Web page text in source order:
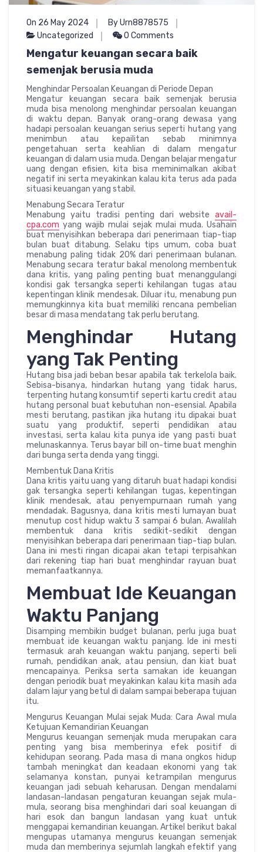
On 26 May 2024
By Urn8878575
Uncategorized
0 Comments
Mengatur keuangan secara baik
semenjak berusia muda
Menghindar Persoalan Keuangan di Periode Depan
Mengatur keuangan secara baik semenjak berusia
muda bisa menolong menghindar persoalan keuangan
di waktu depan. Banyak orang-orang dewasa yang
hadapi persoalan keuangan serius seperti hutang yang
menimbun atau kepailitan sebab minimnya
pengetahuan serta keahlian di dalam mengatur
keuangan di dalam usia muda. Dengan belajar mengatur
uang dengan efisien, kita bisa meminimalkan akibat
negatif ini serta meyakinkan kalau kita terus ada pada
situasi keuangan yang stabil.
Menabung Secara Teratur
Menabung yaitu tradisi penting dari website avail-
cpa.com yang wajib mulai sejak mulai muda. Usahain
buat menyisihkan beberapa dari penerimaan tiap-tiap
bulan buat ditabung. Selaku tips umum, coba buat
menabung paling tidak 20% dari penerimaan bulanan.
Menabung secara teratur bakal menolong membentuk
dana kritis, yang paling penting buat menanggulangi
kondisi gak tersangka seperti kehilangan tugas atau
kepentingan klinik mendesak. Diluar itu, menabung pun
memungkinnya kita buat memiliki rencana pembelian
besar di masa mendatang tak perlu berutang.
Menghindar Hutang
yang Tak Penting
Hutang bisa jadi beban besar apabila tak terkelola baik.
Sebisa-bisanya, hindarkan hutang yang tidak harus,
terpenting hutang konsumtif seperti kartu credit atau
hutang personal buat kebutuhan non-esensial. Apabila
mesti berutang, pastikan jika hutang itu dipakai buat
suatu yang produktif, seperti pendidikan atau
investasi, serta kalau kita punya ide yang pasti buat
melunaskannya. Terus bayar bill on-time buat menghin
dari bunga serta denda yang tinggi.
Membentuk Dana Kritis
Dana kritis yaitu uang yang ditaruh buat hadapi kondisi
gak tersangka seperti kehilangan tugas, kepentingan
klinik mendesak, atau penyempurnaan rumah yang
mendadak. Bagusnya, dana kritis mesti lumayan buat
menutup cost hidup waktu 3 sampai 6 bulan. Awalilah
membentuk dana kritis sedikit-sedikit dengan
menyisihkan beberapa dari penerimaan tiap-tiap bulan.
Dana ini mesti ringan dicapai akan tetapi terpisahkan
dari rekening tiap hari buat menghindar rayuan buat
memanfaatkannya.
Membuat Ide Keuangan
Waktu Panjang
Disamping membikin budget bulanan, perlu juga buat
membuat ide keuangan waktu panjang. Ide ini mesti
termasuk arah keuangan waktu panjang, seperti beli
rumah, pendidikan anak, atau pensiun, dan kiat buat
mencapainya. Periksa serta samakan ide keuangan
dengan periodik buat meyakinkan kalau kita masih ada
dalam lajur yang betul di dalam sampai beberapa tujuan
itu.
Mengurus Keuangan Mulai sejak Muda: Cara Awal mula
Ketujuan Kemandirian Keuangan
Mengurus keuangan semenjak muda merupakan cara
penting yang bisa memberinya efek positif di
kehidupan seorang. Pada masa di mana ongkos hidup
tambah meningkat dan keadaan ekonomi yang tak
selamanya konstan, punyai ketrampilan mengurus
keuangan jadi sebuah keharusan. Dengan mendalami
landasan-landasan pengaturan keuangan sejak mula-
mula, seorang bisa menghindari dari soal keuangan di
hari esok dan bangun landasan yang kuat untuk
menggapai kemandirian keuangan. Artikel berikut bakal
mengupas utamanya mengurus keuangan semenjak
muda dan memberinya sejumlah langkah efektif yang